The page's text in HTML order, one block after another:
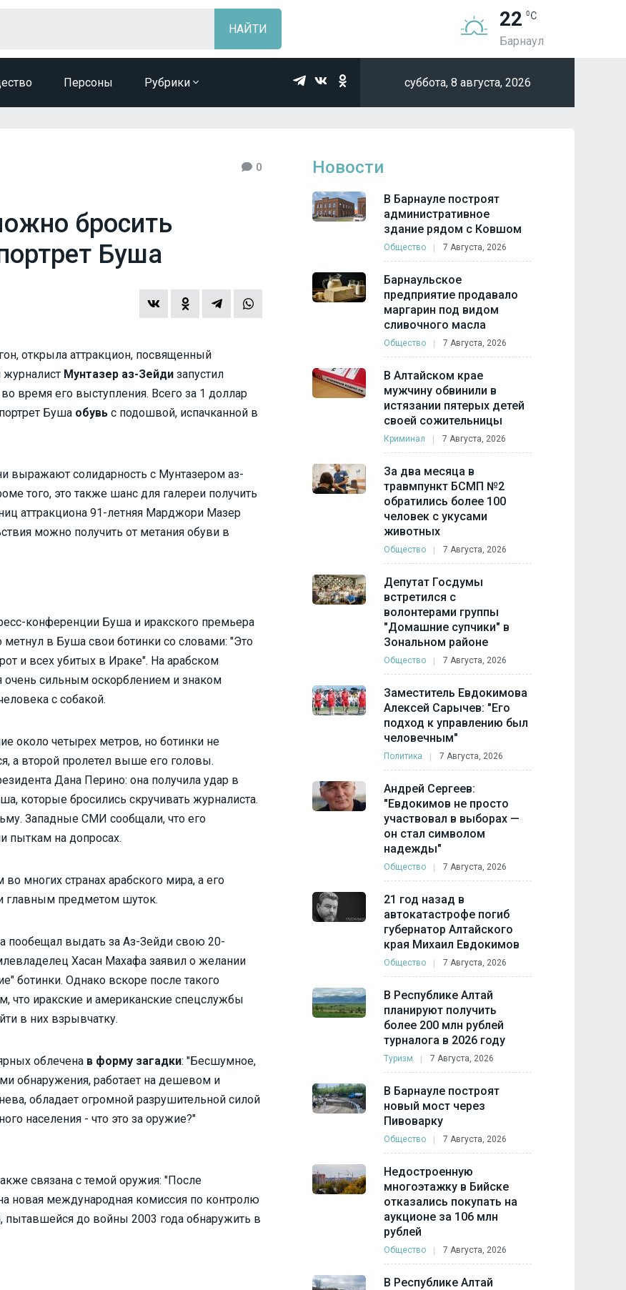
22
Барнаул
Персоны Рубрики суббота, 8 августа, 2026
0
бросить
Буша
открыла аттракцион, посвященный
журналист Мунтазер аз-Зейди запустил
во время его выступления. Всего за 1 доллар
Буша обувь с подошвой, испачканной в
выражают солидарность с Мунтазером аз-
того, это также шанс для галереи получить
аттракциона 91-летняя Марджори Мазер
можно получить от метания обуви в
конференции Буша и иракского премьера
в Буша свои ботинки со словами: "Это
и всех убитых в Ираке". На арабском
очень сильным оскорблением и знаком
с собакой.
около четырех метров, но ботинки не
а второй пролетел выше его головы.
Дана Перино: она получила удар в
которые бросились скручивать журналиста.
Западные СМИ сообщали, что его
пыткам на допросах.
многих странах арабского мира, а его
главным предметом шуток.
пообещал выдать за Аз-Зейди свою 20-
Хасан Махафа заявил о желании
ботинки. Однако вскоре после такого
что иракские и американские спецслужбы
в них взрывчатку.
облечена в форму загадки: "Бесшумное,
обнаружения, работает на дешевом и
обладает огромной разрушительной силой
населения - что это за оружие?"
связана с темой оружия: "После
новая международная комиссия по контролю
пытавшейся до войны 2003 года обнаружить в
Новости
В Барнауле построят
административное
здание рядом с Ковшом
Общество 7 Августа, 2026
Барнаульское
предприятие продавало
маргарин под видом
сливочного масла
Общество 7 Августа, 2026
В Алтайском крае
мужчину обвинили в
истязании пятерых детей
своей сожительницы
Криминал 7 Августа, 2026
За два месяца в
травмпункт БСМП №2
обратились более 100
человек с укусами
животных
Общество 7 Августа, 2026
Депутат Госдумы
встретился с
волонтерами группы
"Домашние супчики" в
Зональном районе
Общество 7 Августа, 2026
Заместитель Евдокимова
Алексей Сарычев: "Его
подход к управлению был
человечным"
Политика 7 Августа, 2026
Андрей Сергеев:
"Евдокимов не просто
участвовал в выборах —
он стал символом
надежды"
Общество 7 Августа, 2026
21 год назад в
автокатастрофе погиб
губернатор Алтайского
края Михаил Евдокимов
Общество 7 Августа, 2026
В Республике Алтай
планируют получить
более 200 млн рублей
турналога в 2026 году
Туризм 7 Августа, 2026
В Барнауле построят
новый мост через
Пивоварку
Общество 7 Августа, 2026
Недостроенную
многоэтажку в Бийске
отказались покупать на
аукционе за 106 млн
рублей
Общество 7 Августа, 2026
В Республике Алтай